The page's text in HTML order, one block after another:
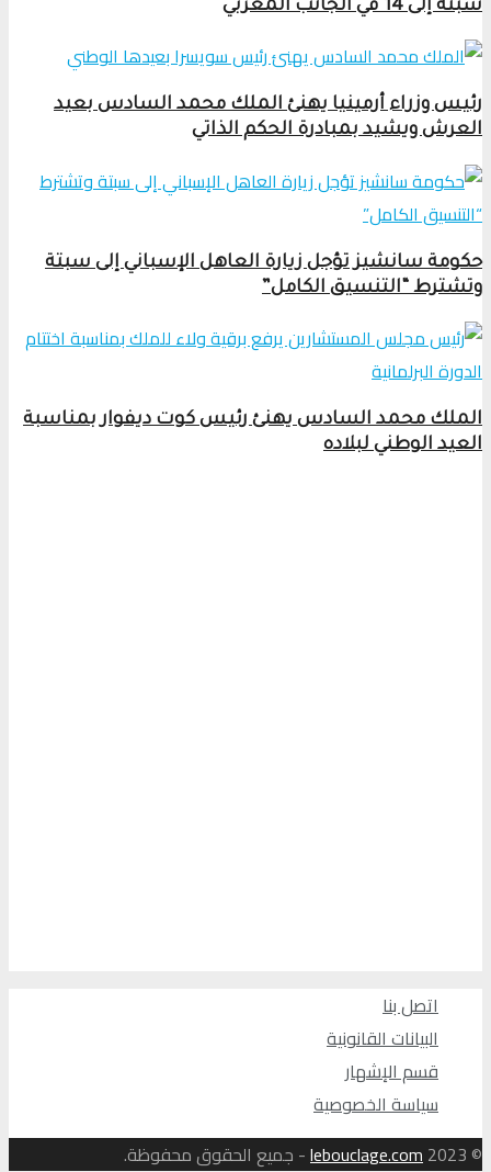
سبتة إلى 14 في الجانب المغربي
رئيس وزراء أرمينيا يهنئ الملك محمد السادس بعيد
العرش ويشيد بمبادرة الحكم الذاتي
حكومة سانشيز تؤجل زيارة العاهل الإسباني إلى سبتة
وتشترط “التنسيق الكامل”
الملك محمد السادس يهنئ رئيس كوت ديفوار بمناسبة
العيد الوطني لبلاده
اتصل بنا
البيانات القانونية
قسم الإشهار
سياسة الخصوصية
© 2023
lebouclage.com- جميع الحقوق محفوظة.